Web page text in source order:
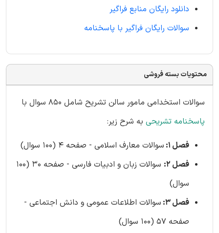
دانلود رایگان منابع فراگیر
سوالات رایگان فراگیر با پاسخنامه
محتویات بسته فروشی
سوالات استخدامی مامور سالن تشریح شامل 850 سوال با
پاسخنامه تشریحی به شرح زیر:
فصل 1:
سوالات معارف اسلامی - صفحه 4 (100 سوال)
فصل 2:
سوالات زبان و ادبیات فارسی - صفحه 30 (100
سوال)
فصل 3:
سوالات اطلاعات عمومی و دانش اجتماعی -
صفحه 57 (100 سوال)